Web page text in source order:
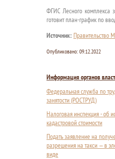
ФГИС Лесного комплекса
готовит план-график по
Источник: Правительство
Опубликовано: 09.12.2022
Информация органов
Федеральная служба по
занятости (РОСТРУД)
Налоговая инспекция - об
кадастровой стоимости
Подать заявление на
разрешения на такси — в
виде